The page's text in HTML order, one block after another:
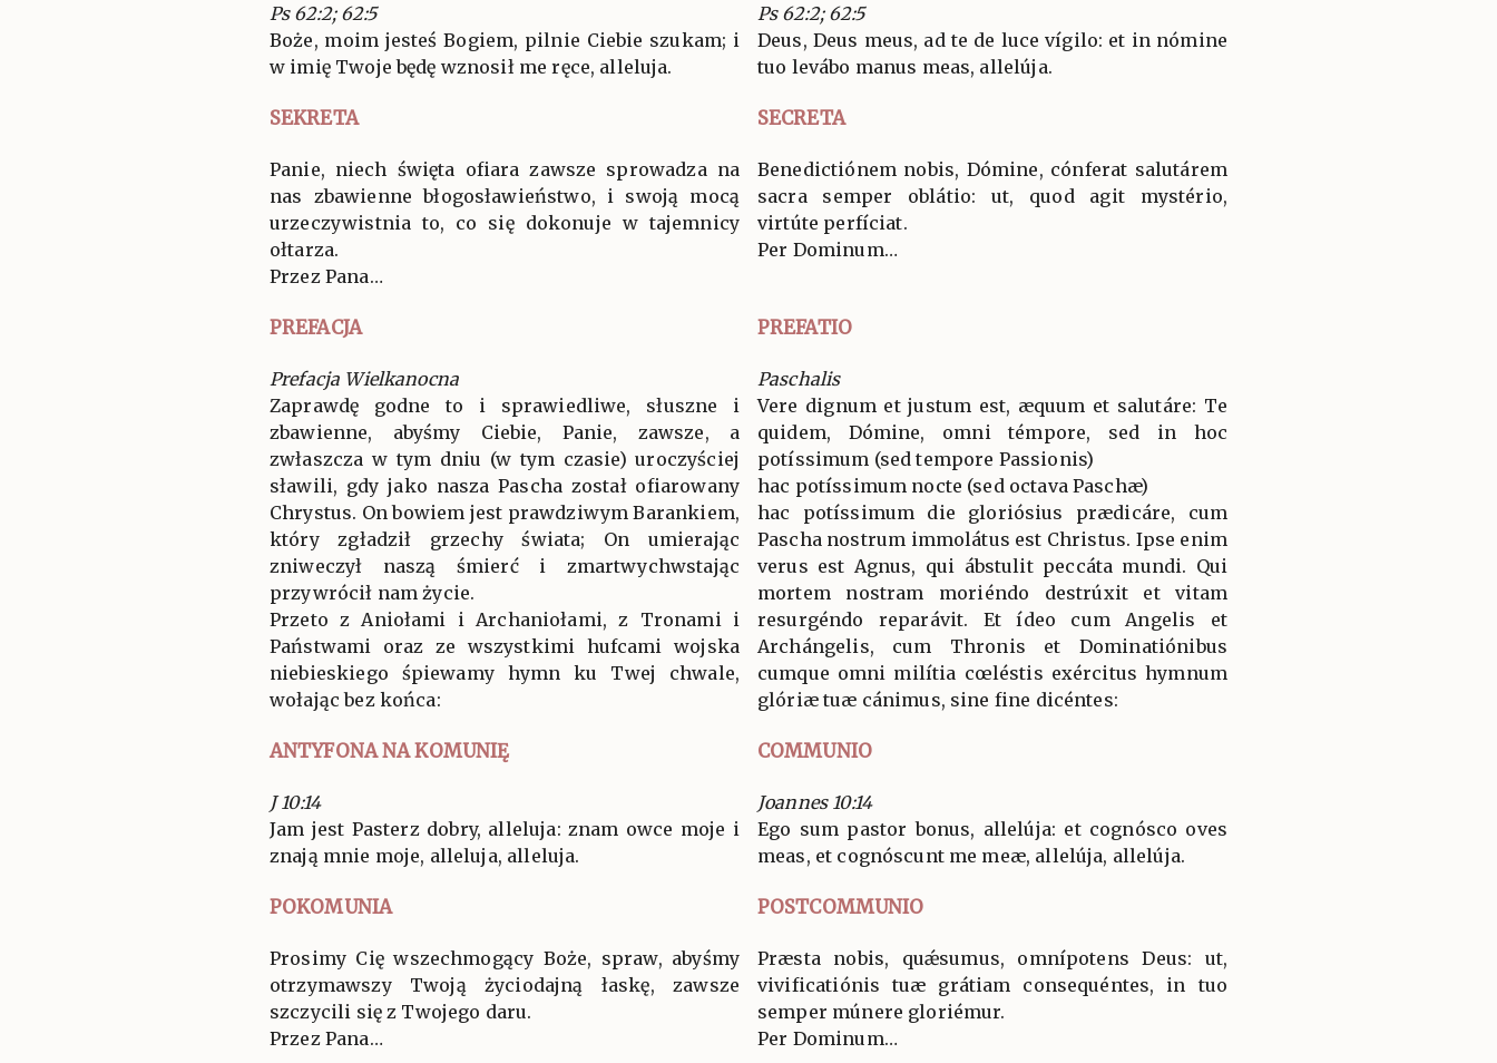
Ps 62:2; 62:5
Boże, moim jesteś Bogiem, pilnie Ciebie szukam; i
w imię Twoje będę wznosił me ręce, alleluja.
Ps 62:2; 62:5
Deus, Deus meus, ad te de luce vígilo: et in nómine
tuo levábo manus meas, allelúja.
SEKRETA SECRETA
Panie, niech święta ofiara zawsze sprowadza na
nas zbawienne błogosławieństwo, i swoją mocą
urzeczywistnia to, co się dokonuje w tajemnicy
ołtarza.
Przez Pana…
Benedictiónem nobis, Dómine, cónferat salutárem
sacra semper oblátio: ut, quod agit mystério,
virtúte perfíciat.
Per Dominum…
PREFACJA PREFATIO
Prefacja Wielkanocna
Zaprawdę godne to i sprawiedliwe, słuszne i
zbawienne, abyśmy Ciebie, Panie, zawsze, a
zwłaszcza w tym dniu (w tym czasie) uroczyściej
sławili, gdy jako nasza Pascha został ofiarowany
Chrystus. On bowiem jest prawdziwym Barankiem,
który zgładził grzechy świata; On umierając
zniweczył naszą śmierć i zmartwychwstając
przywrócił nam życie.
Przeto z Aniołami i Archaniołami, z Tronami i
Państwami oraz ze wszystkimi hufcami wojska
niebieskiego śpiewamy hymn ku Twej chwale,
wołając bez końca:
Paschalis
Vere dignum et justum est, æquum et salutáre: Te
quidem, Dómine, omni témpore, sed in hoc
potíssimum (sed tempore Passionis)
hac potíssimum nocte (sed octava Paschæ)
hac potíssimum die gloriósius prædicáre, cum
Pascha nostrum immolátus est Christus. Ipse enim
verus est Agnus, qui ábstulit peccáta mundi. Qui
mortem nostram moriéndo destrúxit et vitam
resurgéndo reparávit. Et ídeo cum Angelis et
Archángelis, cum Thronis et Dominatiónibus
cumque omni milítia cœléstis exércitus hymnum
glóriæ tuæ cánimus, sine fine dicéntes:
ANTYFONA NA KOMUNIĘ COMMUNIO
J 10:14
Jam jest Pasterz dobry, alleluja: znam owce moje i
znają mnie moje, alleluja, alleluja.
Joannes 10:14
Ego sum pastor bonus, allelúja: et cognósco oves
meas, et cognóscunt me meæ, allelúja, allelúja.
POKOMUNIA POSTCOMMUNIO
Prosimy Cię wszechmogący Boże, spraw, abyśmy
otrzymawszy Twoją życiodajną łaskę, zawsze
szczycili się z Twojego daru.
Przez Pana…
Præsta nobis, quǽsumus, omnípotens Deus: ut,
vivificatiónis tuæ grátiam consequéntes, in tuo
semper múnere gloriémur.
Per Dominum…